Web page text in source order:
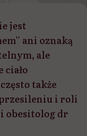
jest
ani oznaką
ale
ciało
także
i roli
obesitolog dr